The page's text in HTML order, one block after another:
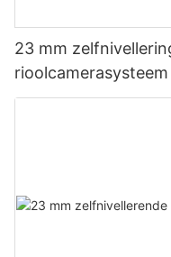
23 mm
rioolcamerasysteem